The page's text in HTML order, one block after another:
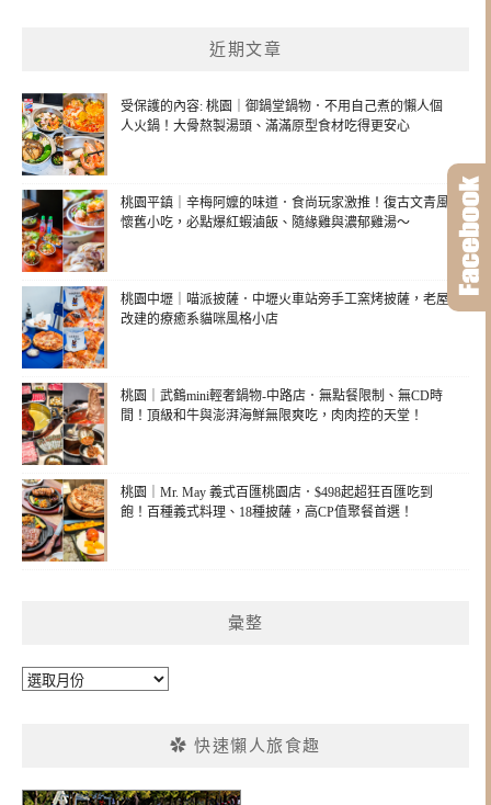
近期文章
受保護的內容: 桃園｜御鍋堂鍋物．不用自己煮的懶人個
人火鍋！大骨熬製湯頭、滿滿原型食材吃得更安心
桃園平鎮｜辛梅阿嬤的味道．食尚玩家激推！復古文青風
懷舊小吃，必點爆紅蝦滷飯、隨緣雞與濃郁雞湯～
桃園中壢｜喵派披薩．中壢火車站旁手工窯烤披薩，老屋
改建的療癒系貓咪風格小店
桃園｜武鶴mini輕奢鍋物-中路店．無點餐限制、無CD時
間！頂級和牛與澎湃海鮮無限爽吃，肉肉控的天堂！
桃園｜Mr. May 義式百匯桃園店．$498起超狂百匯吃到
飽！百種義式料理、18種披薩，高CP值聚餐首選！
彙整
彙
✿ 快速懶人旅食趣